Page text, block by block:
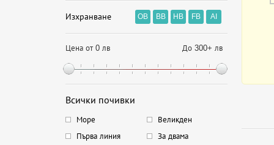
Изхранване OB BB HB FB AI
Цена от 0 лв До 300+ лв
Всички почивки
Море
Великден
Първа линия
За двама